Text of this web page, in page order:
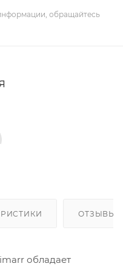
обращайтесь
ОТЗЫВЫ
обладает